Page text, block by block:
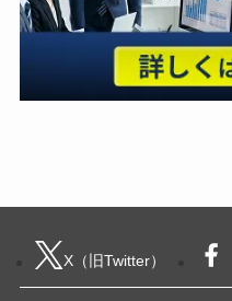
X（旧Twitter）